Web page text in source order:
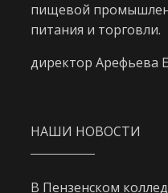
пищевой
питания и торговли.
директор Арефьева
НАШИ НОВОСТИ
В Пензенском